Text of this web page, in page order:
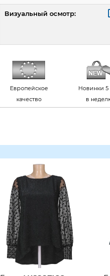
Визуальный осмотр:
Европейское
качество
Новинки 5
в